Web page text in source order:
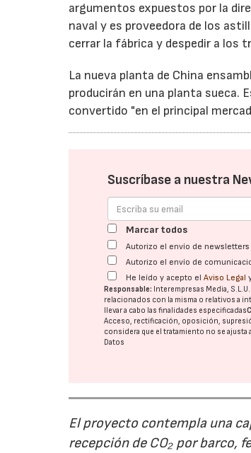
argumentos expuestos por la
naval y es proveedora de los
cerrar la fábrica y despedir a los
La nueva planta de China
producirán en una planta sueca.
convertido "en el principal
Suscríbase a nuestra
Marcar todos
Autorizo el envío de
Autorizo el envío de
He leído y acepto elAviso Legal
Responsable: Interempresas Media, S.L.U.
relacionados con la misma o relativos a
llevar a cabo las finalidades especificadas
Acceso, rectificación, oposición,
considera que el tratamiento no se ajusta
Datos
El proyecto contempla una
recepción de CO₂ por barco,